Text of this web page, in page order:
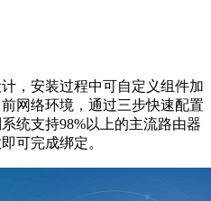
，安装过程中可自定义组件加
网络环境，通过三步快速配置
统支持98%以上的主流路由器
可完成绑定。